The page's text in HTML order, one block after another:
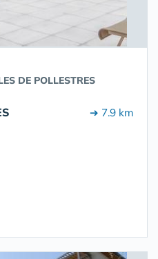
DE POLLESTRES
➔ 7.9 km